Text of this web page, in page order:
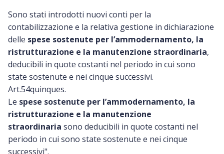
Sono stati introdotti nuovi conti per la
contabilizzazione e la relativa gestione in dichiarazione
delle spese sostenute per l’ammodernamento, la
ristrutturazione e la manutenzione straordinaria,
deducibili in quote costanti nel periodo in cui sono
state sostenute e nei cinque successivi.
Art.54quinques.
Le spese sostenute per l’ammodernamento, la
ristrutturazione e la manutenzione
straordinaria sono deducibili in quote costanti nel
periodo in cui sono state sostenute e nei cinque
successivi".